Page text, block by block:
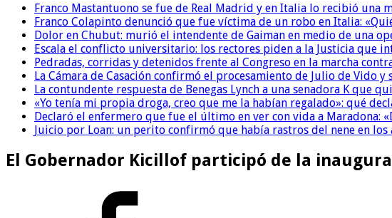
Franco Mastantuono se fue de Real Madrid y en Italia lo recibió una
Franco Colapinto denunció que fue víctima de un robo en Italia:
Dolor en Chubut: murió el intendente de Gaiman en medio de una
Escala el conflicto universitario: los rectores piden a la Justicia que
Pedradas, corridas y detenidos frente al Congreso en la marcha
La Cámara de Casación confirmó el procesamiento de Julio de Vido
La contundente respuesta de Benegas Lynch a una senadora K que
«Yo tenía mi propia droga, creo que me la habían regalado»: qué
Declaró el enfermero que fue el último en ver con vida a Maradona:
Juicio por Loan: un perito confirmó que había rastros del nene en los
El Gobernador Kicillof participó de la